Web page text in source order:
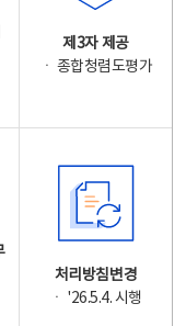
제3자 제공
ㆍ 종합청렴도평가
처리방침변경
ㆍ '26.5.4. 시행